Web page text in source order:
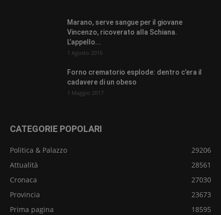
Marano, serve sangue per il giovane
Vincenzo, ricoverato alla Schiana.
L’appello...
1 Agosto 2016
Forno crematorio esplode: dentro c’era il
cadavere di un obeso
1 Maggio 2017
CATEGORIE POPOLARI
Politica & Palazzo
29206
Attualità
28561
Cronaca
27030
Provincia
23673
Prima pagina
18595